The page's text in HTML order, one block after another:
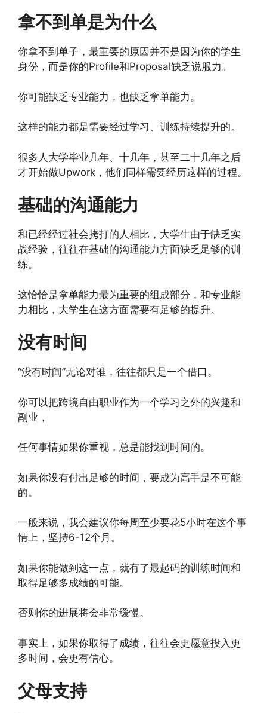
拿不到单是为什么
你拿不到单子，最重要的原因并不是因为你的学生
身份，而是你的Profile和Proposal缺乏说服力。
你可能缺乏专业能力，也缺乏拿单能力。
这样的能力都是需要经过学习、训练持续提升的。
很多人大学毕业几年、十几年，甚至二十几年之后
才开始做Upwork，他们同样需要经历这样的过程。
基础的沟通能力
和已经经过社会拷打的人相比，大学生由于缺乏实
战经验，往往在基础的沟通能力方面缺乏足够的训
练。
这恰恰是拿单能力最为重要的组成部分，和专业能
力相比，大学生在这方面需要有足够的提升。
没有时间
“没有时间”无论对谁，往往都只是一个借口。
你可以把跨境自由职业作为一个学习之外的兴趣和
副业，
任何事情如果你重视，总是能找到时间的。
如果你没有付出足够的时间，要成为高手是不可能
的。
一般来说，我会建议你每周至少要花5小时在这个事
情上，坚持6-12个月。
如果你能做到这一点，就有了最起码的训练时间和
取得足够多成绩的可能。
否则你的进展将会非常缓慢。
事实上，如果你取得了成绩，往往会更愿意投入更
多时间，会更有信心。
父母支持